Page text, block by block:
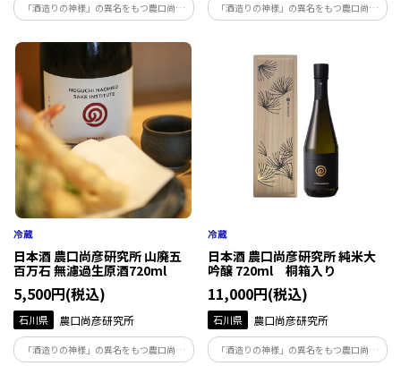
「酒造りの神様」の異名をもつ農口尚彦
によって醸された酒は、人生を捧げ、磨き
上げた味。地下93ｍから湧き出る霊峰白
山の雪解け水で仕込む無濾過生原酒は絶
妙な吾味のバランスが整った味わいです。
「酒造りの神様」の異名をもつ農口尚彦
によって醸された酒は、人生を捧げ、磨き
山の雪解け水で仕込む無濾過生原酒は絶
妙な吾味のバランスが整った味わいです。
日本酒 農口尚彦研究所 山廃五
百万石 無濾過生原酒720ml
5,500円(税込)
石川県 農口尚彦研究所
「酒造りの神様」の異名をもつ農口尚彦
日本酒 農口尚彦研究所 純米大
吟醸 720ml 桐箱入り
11,000円(税込)
石川県 農口尚彦研究所
「酒造りの神様」の異名をもつ農口尚彦